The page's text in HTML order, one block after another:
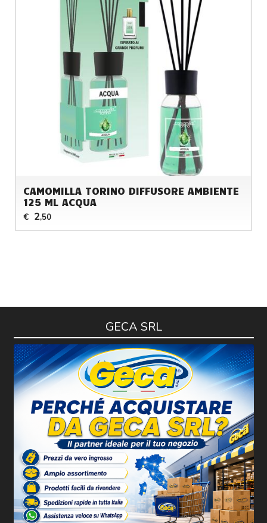
CAMOMILLA TORINO DIFFUSORE AMBIENTE
125 ML ACQUA
€ 2,50
GECA SRL